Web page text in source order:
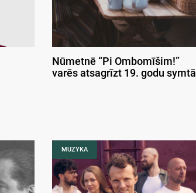
Nūmetnē “Pi Ombomīšim!”
varēs atsagrīzt 19. godu symtā
MUZYKA